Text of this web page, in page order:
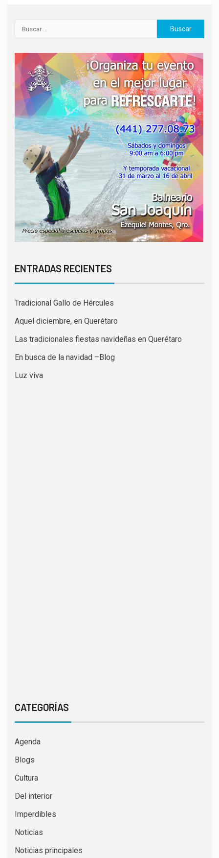
ENTRADAS RECIENTES
Tradicional Gallo de Hércules
Aquel diciembre, en Querétaro
Las tradicionales fiestas navideñas en Querétaro
En busca de la navidad –Blog
Luz viva
CATEGORÍAS
Agenda
Blogs
Cultura
Del interior
Imperdibles
Noticias
Noticias principales